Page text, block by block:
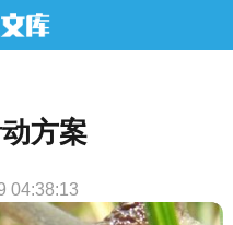
方案
04:38:13